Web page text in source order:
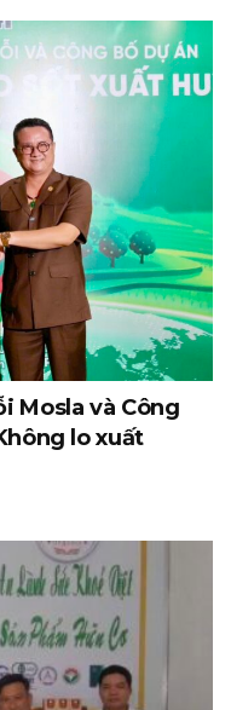
Mosla và Công
lo xuất